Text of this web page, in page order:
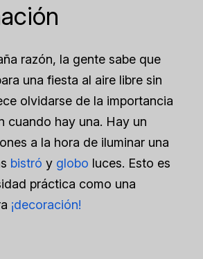
razón, la gente sabe que
una fiesta al aire libre sin
olvidarse de la importancia
cuando hay una. Hay un
a la hora de iluminar una
bistró y globo luces. Esto es
práctica como una
¡decoración!